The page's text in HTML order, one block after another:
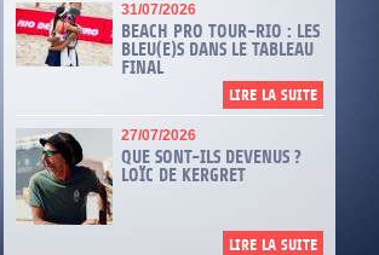
LIRE LA SUITE 31/07/2026
BEACH PRO TOUR-RIO : LES
BLEU(E)S DANS LE TABLEAU
FINAL
LIRE LA SUITE
27/07/2026
QUE SONT-ILS DEVENUS ?
LOÏC DE KERGRET
LIRE LA SUITE